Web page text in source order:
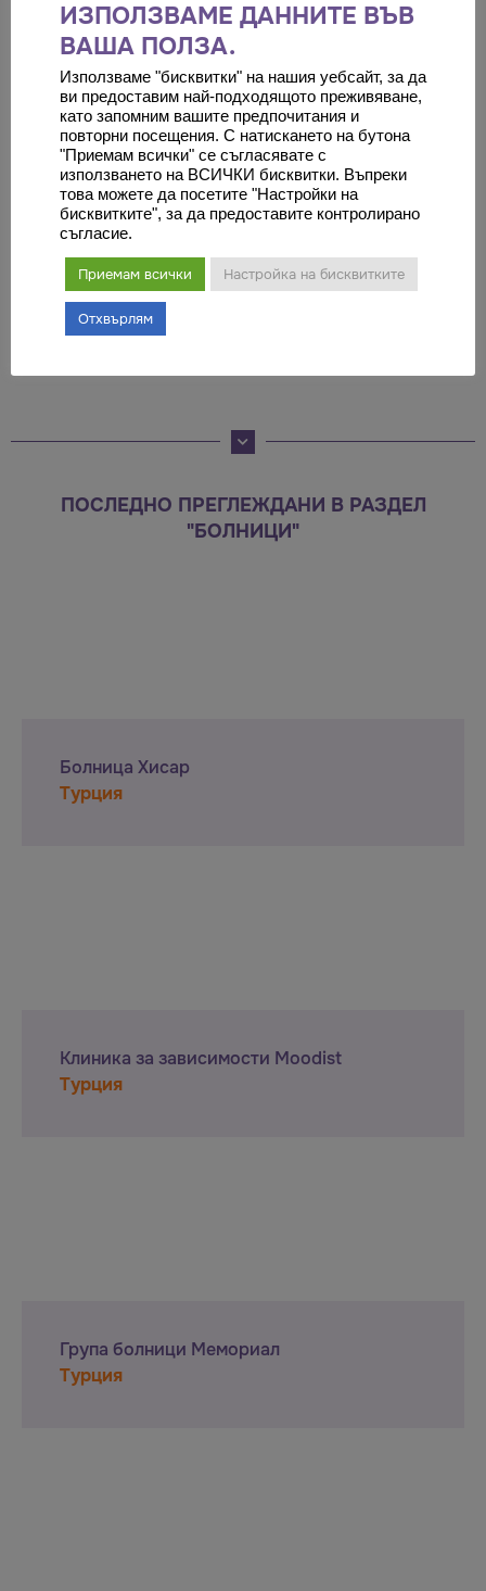
Трансплантация на бъбреци
Неврохирургия
Дентална медицина
Физиотерапия и рехабилитация
Бариатрична хирургия
Гинекология
Гастроентерология
Уши, нос и гърло
ПОСЛЕДНО ПРЕГЛЕЖДАНИ В РАЗДЕЛ
"БОЛНИЦИ"
Болница Хисар
Турция
Клиника за зависимости Moodist
Турция
Група болници Мемориал
Турция
ИЗПОЛЗВАМЕ ДАННИТЕ ВЪВ
ВАША ПОЛЗА.
Използваме "бисквитки" на нашия уебсайт, за да
ви предоставим най-подходящото преживяване,
като запомним вашите предпочитания и
повторни посещения. С натискането на бутона
"Приемам всички" се съгласявате с
използването на ВСИЧКИ бисквитки. Въпреки
това можете да посетите "Настройки на
бисквитките", за да предоставите контролирано
съгласие.
Приемам всички Настройка на бисквитките
Отхвърлям